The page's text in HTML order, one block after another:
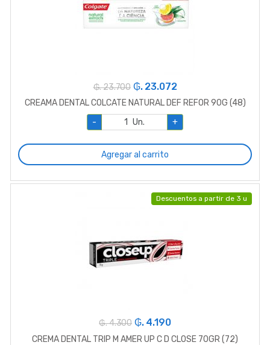
₲. 23.700 ₲. 23.072
CREAMA DENTAL COLCATE NATURAL DEF REFOR 90G (48)
-
Un. +
Agregar al carrito
Descuentos a partir de 3 u
₲. 4.300 ₲. 4.190
CREMA DENTAL TRIP M AMER UP C D CLOSE 70GR (72)